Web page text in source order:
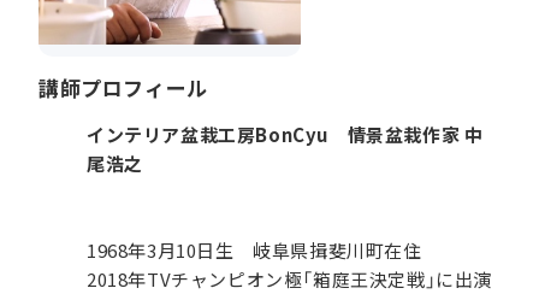
講師プロフィール
インテリア盆栽工房BonCyu 情景盆栽作家 中
尾浩之
1968年3月10日生 岐阜県揖斐川町在住
2018年TVチャンピオン極「箱庭王決定戦」に出演